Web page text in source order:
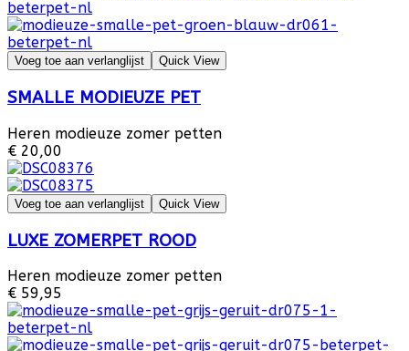
Voeg toe aan verlanglijst Quick View
SMALLE MODIEUZE PET
Heren modieuze zomer petten
€ 20,00
Voeg toe aan verlanglijst Quick View
LUXE ZOMERPET ROOD
Heren modieuze zomer petten
€ 59,95